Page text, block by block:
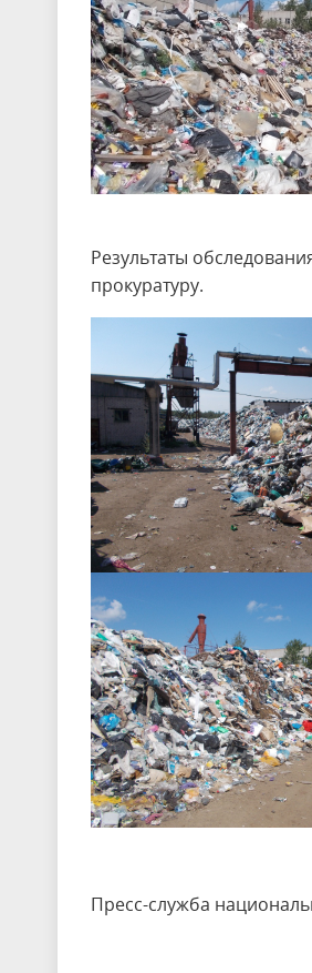
Результаты
прокуратуру.
Пресс-служба